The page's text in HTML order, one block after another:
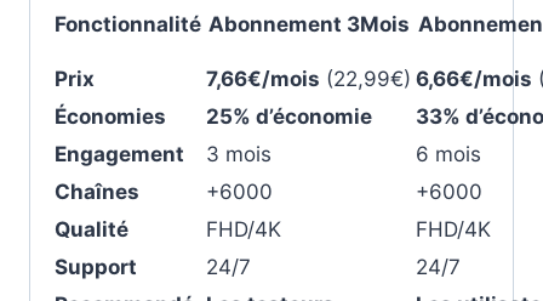
Fonctionnalité Abonnement 3Mois
Prix 7,66€/mois (22,99€) 6,66€/mois
Économies
25% d’économie
33%
Engagement
3 mois
6 mois
Chaînes
+6000
+6000
Qualité
FHD/4K
FHD/4K
Support
24/7
24/7